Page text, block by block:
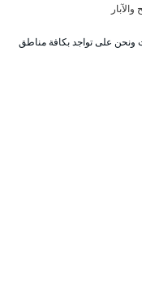
على تواجد بكافة مناطق